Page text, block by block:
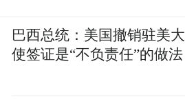
巴西总统：美国撤销驻美大
使签证是“不负责任”的做法